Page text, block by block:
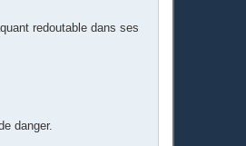
redoutable dans ses
danger.